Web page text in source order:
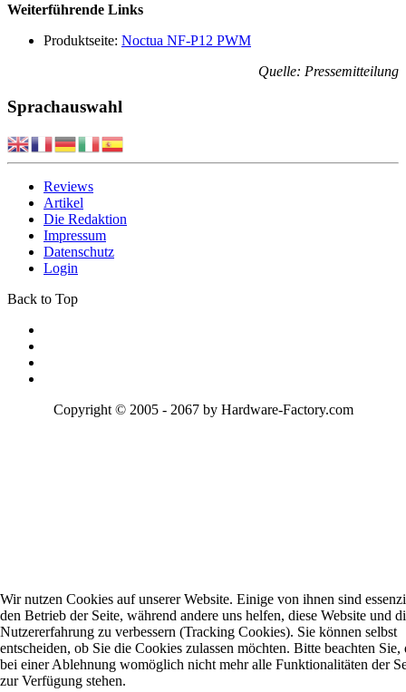
Weiterführende Links
Produktseite: Noctua NF-P12 PWM
Quelle: Pressemitteilung
Sprachauswahl
Reviews
Artikel
Die Redaktion
Impressum
Datenschutz
Login
Back to Top
Copyright © 2005 - 2067 by Hardware-Factory.com
Wir nutzen Cookies auf unserer Website. Einige von ihnen sind
den Betrieb der Seite, während andere uns helfen, diese Website und
Nutzererfahrung zu verbessern (Tracking Cookies). Sie können selbst
entscheiden, ob Sie die Cookies zulassen möchten. Bitte beachten Sie,
bei einer Ablehnung womöglich nicht mehr alle Funktionalitäten der
zur Verfügung stehen.